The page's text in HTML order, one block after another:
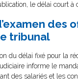
le délai court à
des
tribunal
du délai fixé pour la
informe le
des salariés et les